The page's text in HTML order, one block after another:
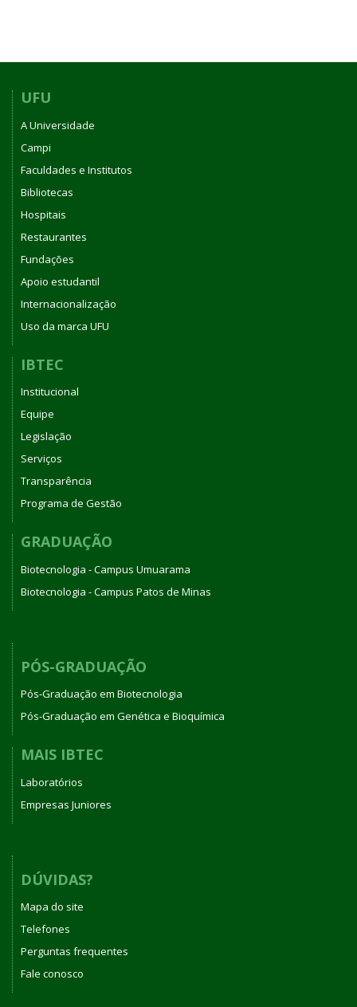
UFU
A Universidade
Campi
Faculdades e Institutos
Bibliotecas
Hospitais
Restaurantes
Fundações
Apoio estudantil
Internacionalização
Uso da marca UFU
IBTEC
Institucional
Equipe
Legislação
Serviços
Transparência
Programa de Gestão
GRADUAÇÃO
Biotecnologia - Campus Umuarama
Biotecnologia - Campus Patos de Minas
PÓS-GRADUAÇÃO
Pós-Graduação em Biotecnologia
Pós-Graduação em Genética e Bioquímica
MAIS IBTEC
Laboratórios
Empresas Juniores
DÚVIDAS?
Mapa do site
Telefones
Perguntas frequentes
Fale conosco